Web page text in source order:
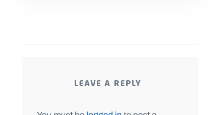
LEAVE A REPLY